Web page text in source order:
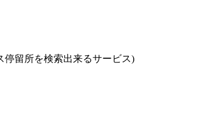
停留所を検索出来るサービス)